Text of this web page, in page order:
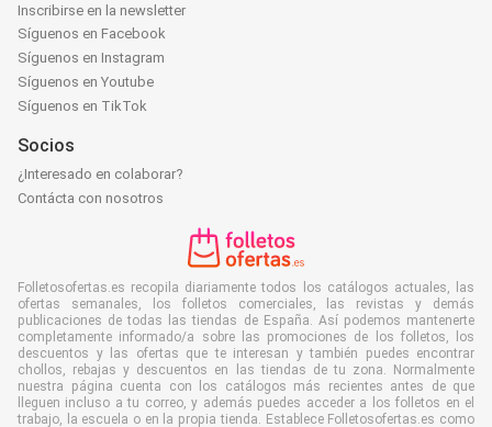
Inscribirse en la newsletter
Síguenos en Facebook
Síguenos en Instagram
Síguenos en Youtube
Síguenos en TikTok
Socios
¿Interesado en colaborar?
Contácta con nosotros
Folletosofertas.es recopila diariamente todos los catálogos actuales, las
ofertas semanales, los folletos comerciales, las revistas y demás
publicaciones de todas las tiendas de España. Así podemos mantenerte
completamente informado/a sobre las promociones de los folletos, los
descuentos y las ofertas que te interesan y también puedes encontrar
chollos, rebajas y descuentos en las tiendas de tu zona. Normalmente
nuestra página cuenta con los catálogos más recientes antes de que
lleguen incluso a tu correo, y además puedes acceder a los folletos en el
trabajo, la escuela o en la propia tienda. Establece Folletosofertas.es como